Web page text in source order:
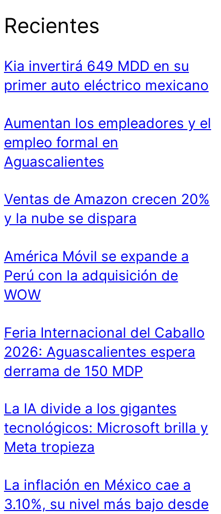
Recientes
Kia invertirá 649 MDD en su
primer auto eléctrico mexicano
Aumentan los empleadores y el
empleo formal en
Aguascalientes
Ventas de Amazon crecen 20%
y la nube se dispara
América Móvil se expande a
Perú con la adquisición de
WOW
Feria Internacional del Caballo
2026: Aguascalientes espera
derrama de 150 MDP
La IA divide a los gigantes
tecnológicos: Microsoft brilla y
Meta tropieza
La inflación en México cae a
3.10%, su nivel más bajo desde